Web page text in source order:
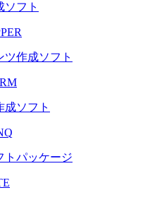
ソフト
ツ作成ソフト
成ソフト
トパッケージ